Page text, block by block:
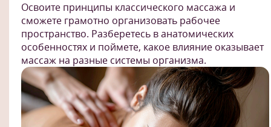
Освоите принципы классического массажа и
сможете грамотно организовать рабочее
пространство. Разберетесь в анатомических
особенностях и поймете, какое влияние оказывает
массаж на разные системы организма.